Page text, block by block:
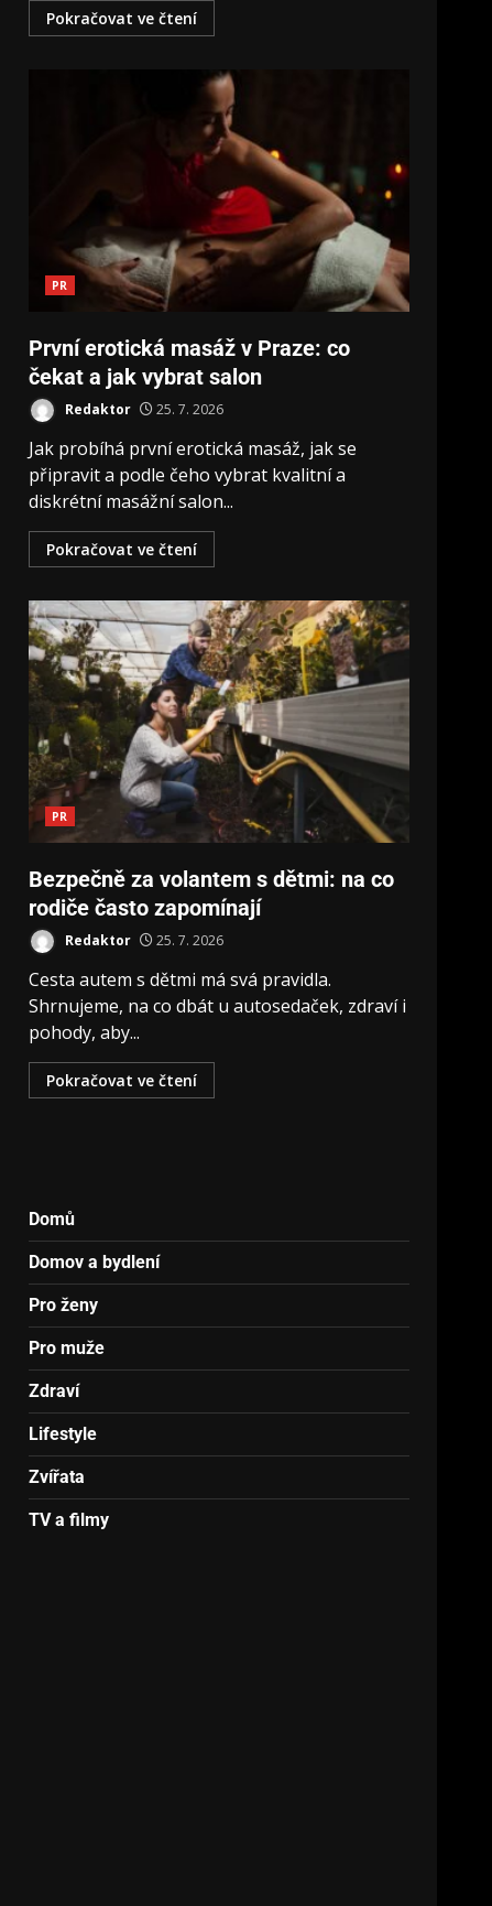
Pokračovat ve čtení
PR
První erotická masáž v Praze: co
čekat a jak vybrat salon
Redaktor 25. 7. 2026
Jak probíhá první erotická masáž, jak se
připravit a podle čeho vybrat kvalitní a
diskrétní masážní salon...
Pokračovat ve čtení
PR
Bezpečně za volantem s dětmi: na co
rodiče často zapomínají
Redaktor 25. 7. 2026
Cesta autem s dětmi má svá pravidla.
Shrnujeme, na co dbát u autosedaček, zdraví i
pohody, aby...
Pokračovat ve čtení
Domů
Domov a bydlení
Pro ženy
Pro muže
Zdraví
Lifestyle
Zvířata
TV a filmy